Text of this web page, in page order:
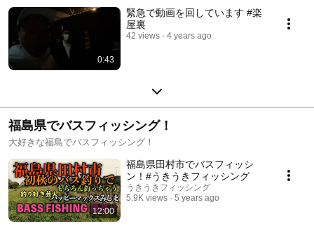
0:43
緊急で動画を回しています #楽
屋裏
42 views 4 years ago
福島県でバスフィッシング！
大好きな福島でバスフィッシング！
12:00
福島県田村市でバスフィッシ
ン！#うきうきフィッシング
うきうきフィッシング
5.9K views
5 years ago